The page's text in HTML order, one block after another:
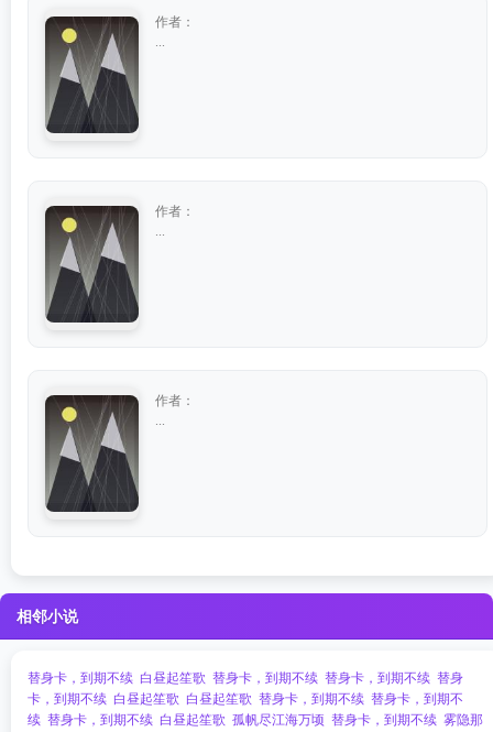
作者：
作者：
作者：
相邻小说
替身卡，到期不续 白昼起笙歌 替身卡，到期不续 替身卡，到期不续 替身
卡，到期不续 白昼起笙歌 白昼起笙歌 替身卡，到期不续 替身卡，到期不
续 替身卡，到期不续 白昼起笙歌 孤帆尽江海万顷 替身卡，到期不续 雾隐那